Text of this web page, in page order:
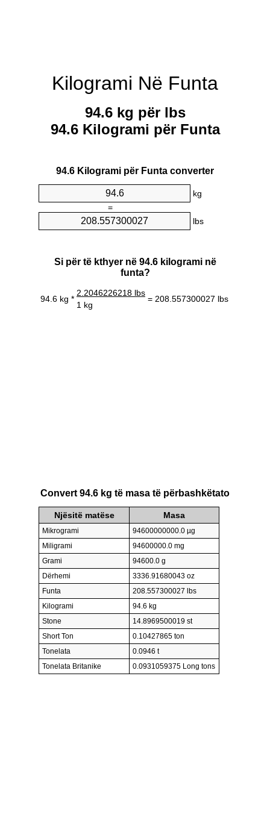
Kilogrami Në Funta
94.6 kg për lbs
94.6 Kilogrami për Funta
94.6 Kilogrami për Funta converter
kg
=
lbs
Si për të kthyer në 94.6 kilogrami në
funta?
94.6 kg *
2.2046226218 lbs
= 208.557300027 lbs
1 kg
Convert 94.6 kg të masa të përbashkëtato
Njësitë matëse Masa
Mikrogrami
94600000000.0 µg
Miligrami
94600000.0 mg
Grami
94600.0 g
Dërhemi
3336.91680043 oz
Funta
208.557300027 lbs
Kilogrami
94.6 kg
Stone
14.8969500019 st
Short Ton
0.10427865 ton
Tonelata
0.0946 t
Tonelata Britanike
0.0931059375 Long tons